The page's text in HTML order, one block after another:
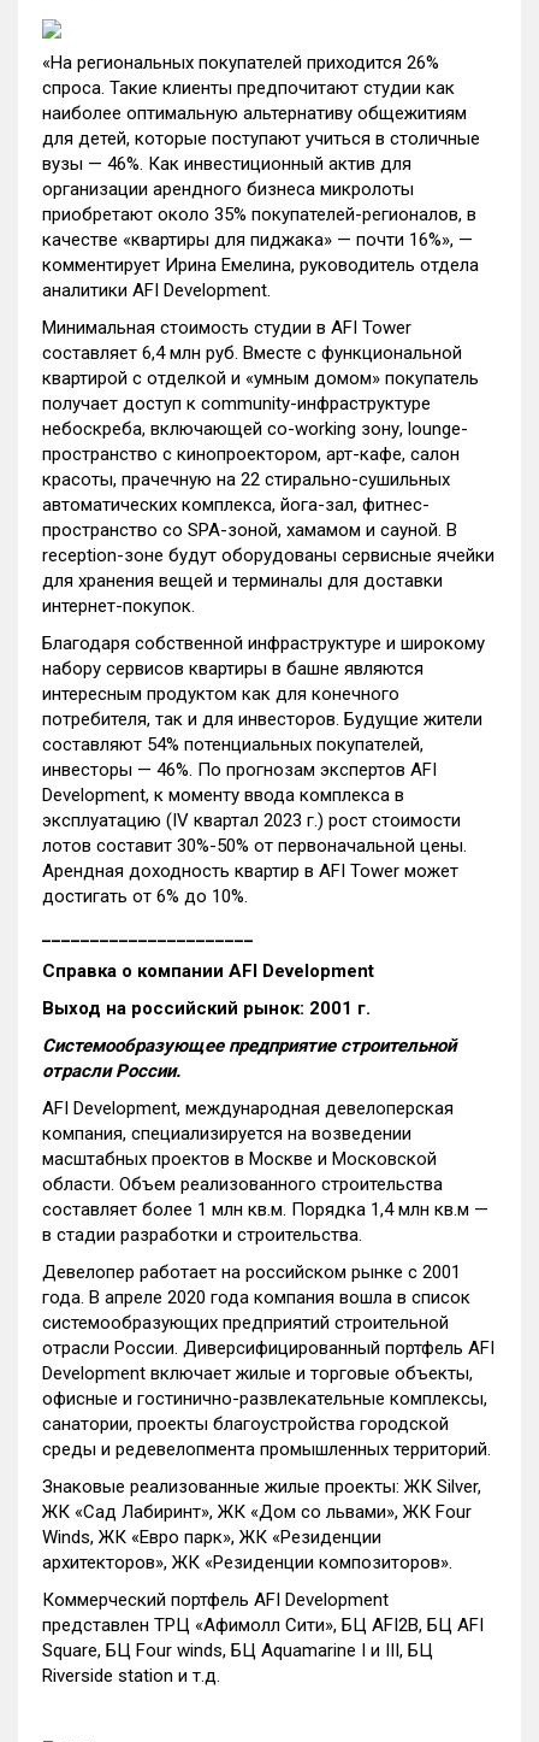
«На региональных покупателей приходится 26%
спроса. Такие клиенты предпочитают студии как
наиболее оптимальную альтернативу общежитиям
для детей, которые поступают учиться в столичные
вузы — 46%. Как инвестиционный актив для
организации арендного бизнеса микролоты
приобретают около 35% покупателей-регионалов, в
качестве «квартиры для пиджака» — почти 16%», —
комментирует Ирина Емелина, руководитель отдела
аналитики AFI Development.
Минимальная стоимость студии в AFI Tower
составляет 6,4 млн руб. Вместе с функциональной
квартирой с отделкой и «умным домом» покупатель
получает доступ к community-инфраструктуре
небоскреба, включающей co-working зону, lounge-
пространство с кинопроектором, арт-кафе, салон
красоты, прачечную на 22 стирально-сушильных
автоматических комплекса, йога-зал, фитнес-
пространство со SPA-зоной, хамамом и сауной. В
reception-зоне будут оборудованы сервисные ячейки
для хранения вещей и терминалы для доставки
интернет-покупок.
Благодаря собственной инфраструктуре и широкому
набору сервисов квартиры в башне являются
интересным продуктом как для конечного
потребителя, так и для инвесторов. Будущие жители
составляют 54% потенциальных покупателей,
инвесторы — 46%. По прогнозам экспертов AFI
Development, к моменту ввода комплекса в
эксплуатацию (IV квартал 2023 г.) рост стоимости
лотов составит 30%-50% от первоначальной цены.
Арендная доходность квартир в AFI Tower может
достигать от 6% до 10%.
Справка о компании AFI Development
Выход на российский рынок: 2001 г.
Системообразующее предприятие строительной
отрасли России.
AFI Development, международная девелоперская
компания, специализируется на возведении
масштабных проектов в Москве и Московской
области. Объем реализованного строительства
составляет более 1 млн кв.м. Порядка 1,4 млн кв.м —
в стадии разработки и строительства.
Девелопер работает на российском рынке с 2001
года. В апреле 2020 года компания вошла в список
системообразующих предприятий строительной
отрасли России. Диверсифицированный портфель AFI
Development включает жилые и торговые объекты,
офисные и гостинично-развлекательные комплексы,
санатории, проекты благоустройства городской
среды и редевелопмента промышленных территорий.
Знаковые реализованные жилые проекты: ЖК Silver,
ЖК «Сад Лабиринт», ЖК «Дом со львами», ЖК Four
Winds, ЖК «Евро парк», ЖК «Резиденции
архитекторов», ЖК «Резиденции композиторов».
Коммерческий портфель AFI Development
представлен ТРЦ «Афимолл Сити», БЦ AFI2B, БЦ AFI
Square, БЦ Four winds, БЦ Aquamarine I и III, БЦ
Riverside station и т.д.